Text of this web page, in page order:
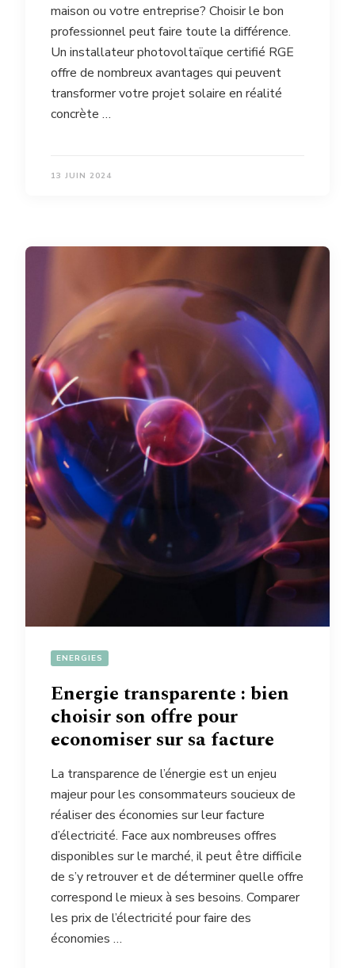
maison ou votre entreprise? Choisir le bon
professionnel peut faire toute la différence.
Un installateur photovoltaïque certifié RGE
offre de nombreux avantages qui peuvent
transformer votre projet solaire en réalité
concrète …
13 JUIN 2024
ENERGIES
Energie transparente : bien
choisir son offre pour
economiser sur sa facture
La transparence de l’énergie est un enjeu
majeur pour les consommateurs soucieux de
réaliser des économies sur leur facture
d’électricité. Face aux nombreuses offres
disponibles sur le marché, il peut être difficile
de s’y retrouver et de déterminer quelle offre
correspond le mieux à ses besoins. Comparer
les prix de l’électricité pour faire des
économies …